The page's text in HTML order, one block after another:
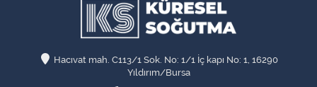
Hacıvat mah. C113/1 Sok. No: 1/1 İç kapı No: 1, 16290
Yıldırım/Bursa